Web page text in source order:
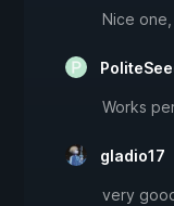
Nice
Works
gladio17
very